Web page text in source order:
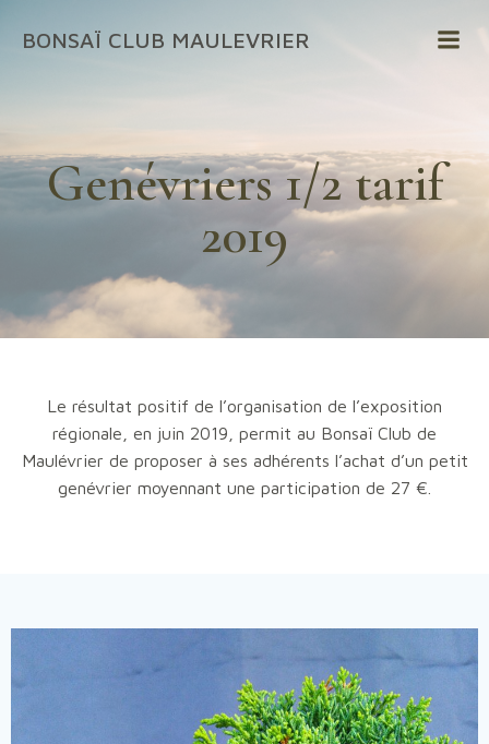
au
BONSAÏ CLUB MAULEVRIER
Genévriers 1/2 tarif
2019
Le résultat positif de l’organisation de l’exposition
régionale, en juin 2019, permit au Bonsaï Club de
Maulévrier de proposer à ses adhérents l’achat d’un petit
genévrier moyennant une participation de 27 €.